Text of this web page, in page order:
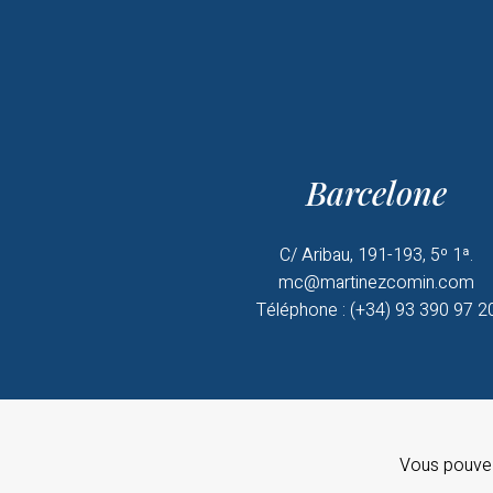
Barcelone
C/ Aribau, 191-193, 5º 1ª.
mc@martinezcomin.com
Téléphone : (+34) 93 390 97
Vous